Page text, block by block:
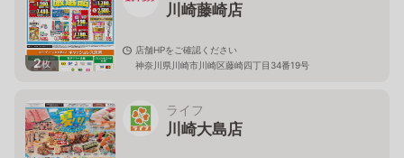
2枚
川崎藤崎店
店舗HPをご確認ください
神奈川県川崎市川崎区藤崎四丁目34番19号
ライフ
川崎大島店